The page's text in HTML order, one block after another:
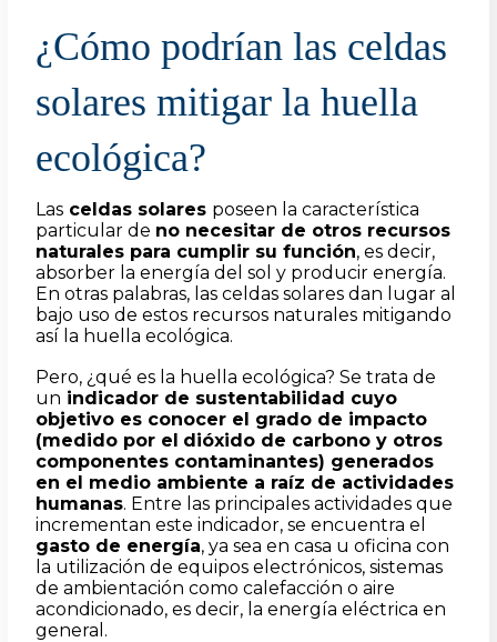
¿Cómo podrían las celdas
solares mitigar la huella
ecológica?
Las celdas solares poseen la característica
particular de no necesitar de otros recursos
naturales para cumplir su función, es decir,
absorber la energía del sol y producir energía.
En otras palabras, las celdas solares dan lugar al
bajo uso de estos recursos naturales mitigando
así la huella ecológica.
Pero, ¿qué es la huella ecológica? Se trata de
un indicador de sustentabilidad cuyo
objetivo es conocer el grado de impacto
(medido por el dióxido de carbono y otros
componentes contaminantes) generados
en el medio ambiente a raíz de actividades
humanas. Entre las principales actividades que
incrementan este indicador, se encuentra el
gasto de energía, ya sea en casa u oficina con
la utilización de equipos electrónicos, sistemas
de ambientación como calefacción o aire
acondicionado, es decir, la energía eléctrica en
general.